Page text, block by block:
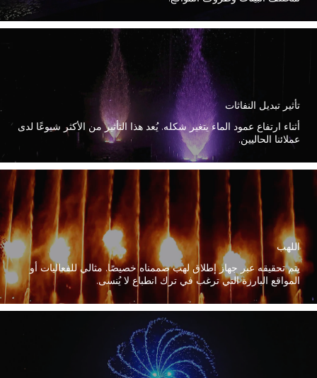
تأثير تبديل النفاثات
أثناء ارتفاع عمود الماء يتغير شكله. يُعد هذا التأثير من الأكثر شيوعًا لدى
عملائنا الحاليين.
اللهب
يتم تحقيقه عبر جهاز إطلاق لهب صممناه خصيصًا. مثالي للفعاليات أو
المواقع البارزة التي ترغب في ترك انطباع لا يُنسى.